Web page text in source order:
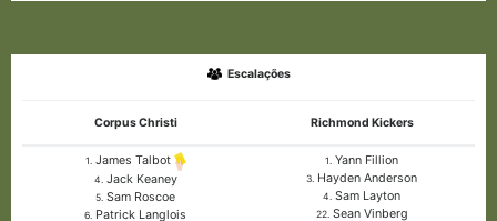
Escalações
Corpus Christi Richmond Kickers
1.James Talbot
4. Jack Keaney
5. Sam Roscoe
6. Patrick Langlois
1. Yann Fillion
3. Hayden Anderson
4. Sam Layton
22.Sean Vinberg